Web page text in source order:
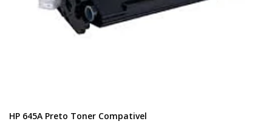
HP 645A Preto Toner Compativel